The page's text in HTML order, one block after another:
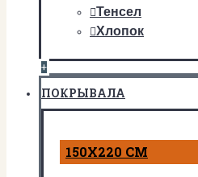
Тенсел
Хлопок
+
ПОКРЫВАЛА
150Х220 СМ